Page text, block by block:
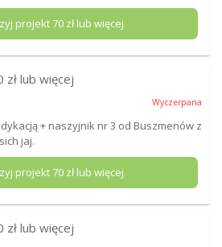
projekt70 zł lub więcej
zł lub więcej
Wyczerpana
+ naszyjnik nr 3 od Buszmenów z
jaj.
projekt70 zł lub więcej
zł lub więcej